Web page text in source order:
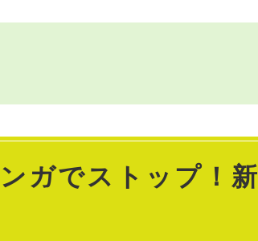
ガでストップ！新